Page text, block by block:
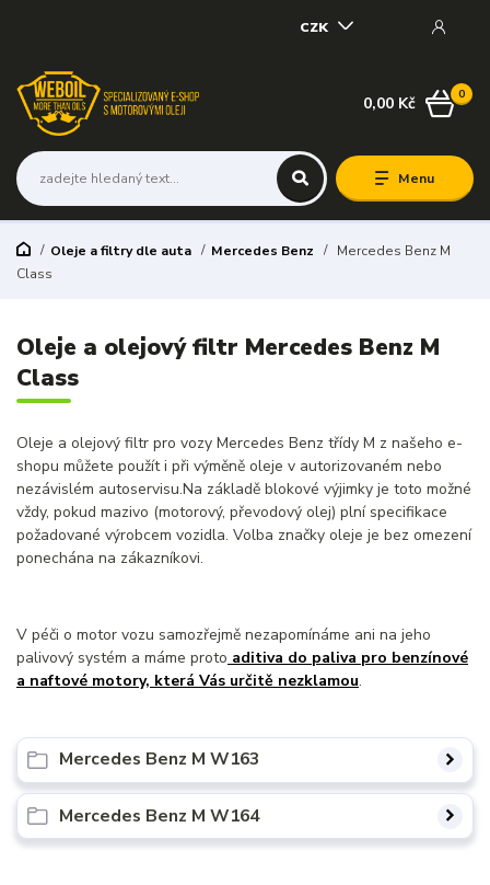
Menu
CZK
0
0,00 Kč
Oleje a filtry dle auta Mercedes Benz
Mercedes Benz M
Class
Oleje a olejový filtr Mercedes Benz M
Class
Oleje a olejový filtr pro vozy Mercedes Benz třídy M z našeho e-
shopu můžete použít i při výměně oleje v autorizovaném nebo
nezávislém autoservisu.Na základě blokové výjimky je toto možné
vždy, pokud mazivo (motorový, převodový olej) plní specifikace
požadované výrobcem vozidla. Volba značky oleje je bez omezení
ponechána na zákazníkovi.
V péči o motor vozu samozřejmě nezapomínáme ani na jeho
palivový systém a máme proto aditiva do paliva pro benzínové
a naftové motory, která Vás určitě nezklamou.
Mercedes Benz M W163
Mercedes Benz M W164